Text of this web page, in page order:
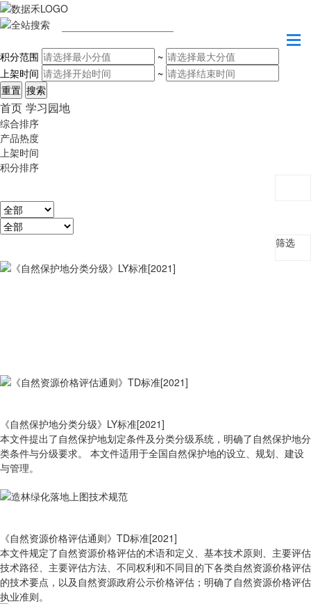
积分范围
~
上架时间
~
首页 学习园地
综合排序
产品热度
上架时间
积分排序
筛选
《自然保护地分类分级》LY标准[2021]
本文件提出了自然保护地划定条件及分类分级系统，明确了自然保护地分
类条件与分级要求。 本文件适用于全国自然保护地的设立、规划、建设
与管理。
《自然资源价格评估通则》TD标准[2021]
本文件规定了自然资源价格评估的术语和定义、基本技术原则、主要评估
技术路径、主要评估方法、不同权利和不同目的下各类自然资源价格评估
的技术要点，以及自然资源政府公示价格评估；明确了自然资源价格评估
执业准则。